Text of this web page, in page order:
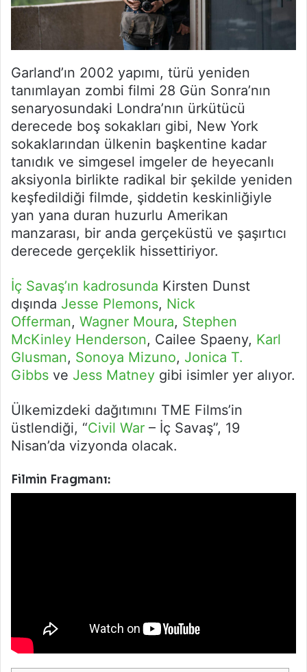
Garland’ın 2002 yapımı, türü yeniden
tanımlayan zombi filmi 28 Gün Sonra’nın
senaryosundaki Londra’nın ürkütücü
derecede boş sokakları gibi, New York
sokaklarından ülkenin başkentine kadar
tanıdık ve simgesel imgeler de heyecanlı
aksiyonla birlikte radikal bir şekilde yeniden
keşfedildiği filmde, şiddetin keskinliğiyle
yan yana duran huzurlu Amerikan
manzarası, bir anda gerçeküstü ve şaşırtıcı
derecede gerçeklik hissettiriyor.
İç Savaş’ın kadrosunda Kirsten Dunst
dışında Jesse Plemons, Nick
Offerman, Wagner Moura, Stephen
McKinley Henderson, Cailee Spaeny, Karl
Glusman, Sonoya Mizuno, Jonica T.
Gibbs ve Jess Matney gibi isimler yer alıyor.
Ülkemizdeki dağıtımını TME Films’in
üstlendiği, “Civil War – İç Savaş”, 19
Nisan’da vizyonda olacak.
Filmin Fragmanı: